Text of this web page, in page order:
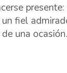
presente:
fiel
una ocasión.